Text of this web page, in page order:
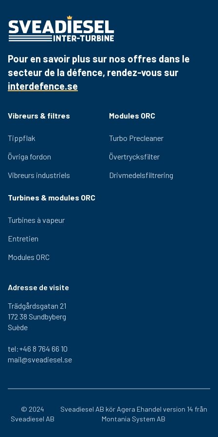
Pour en savoir plus sur nos offres dans le
secteur de la défence, rendez-vous sur
interdefence.se
Vibreurs & filtres
Tippflak
Övriga fordon
Vibreurs industriels
Modules ORC
Turbo Precleaner
Övertrycksfilter
Drivmedelsfiltrering
Turbines & modules ORC
Turbines à vapeur
Entretien
Modules ORC
Adresse de visite
Trädgårdsgatan 21
172 38 Sundbyberg
Suède
tel:+46 8 764 66 10
mail@sveadiesel.se
© 2024
Sveadiesel AB
Sveadiesel AB körAgera Ehandel version 14 från
Montania System AB